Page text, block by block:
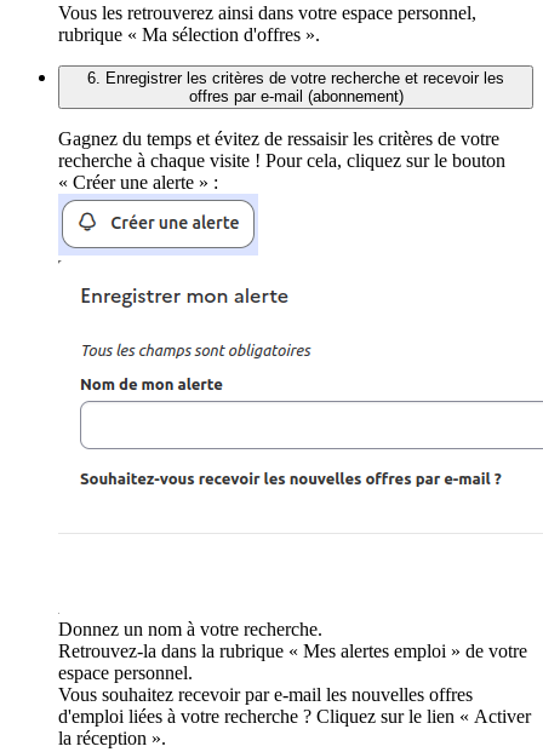
Vous les retrouverez ainsi dans votre espace personnel,
rubrique « Ma sélection d'offres ».
6. Enregistrer les critères de votre recherche et recevoir les
offres par e-mail (abonnement)
Gagnez du temps et évitez de ressaisir les critères de votre
recherche à chaque visite ! Pour cela, cliquez sur le bouton
« Créer une alerte » :
Donnez un nom à votre recherche.
Retrouvez-la dans la rubrique « Mes alertes emploi » de votre
espace personnel.
Vous souhaitez recevoir par e-mail les nouvelles offres
d'emploi liées à votre recherche ? Cliquez sur le lien « Activer
la réception ».